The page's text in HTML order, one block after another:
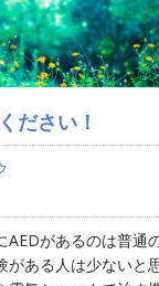
ださい！
があるのは普通
ある人は少ないと